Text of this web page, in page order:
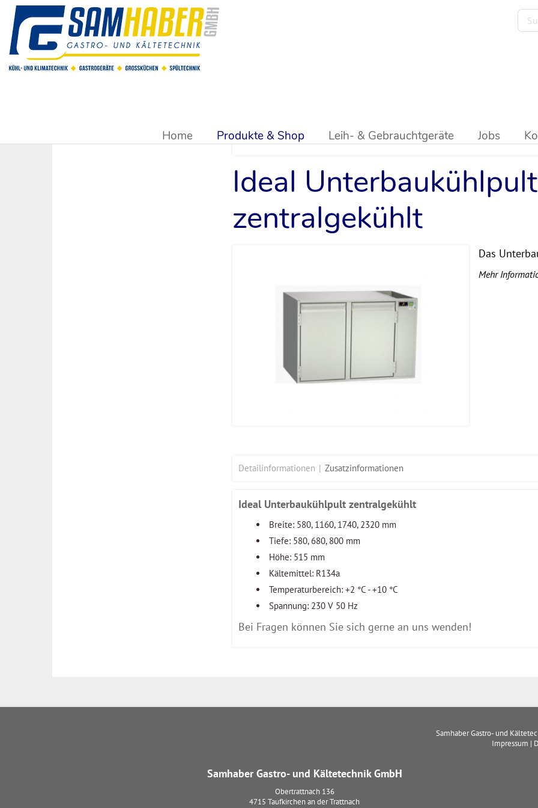
Home Produkte & Shop Leih- & Gebrauchtgeräte Jobs
Ideal Unterbaukühlpult
zentralgekühlt
Das
Mehr
Detailinformationen Zusatzinformationen
Ideal Unterbaukühlpult zentralgekühlt
Breite: 580, 1160, 1740, 2320 mm
Tiefe: 580, 680, 800 mm
Höhe: 515 mm
Kältemittel: R134a
Temperaturbereich: +2 °C - +10 °C
Spannung: 230 V 50 Hz
Bei Fragen können Sie sich gerne an uns wenden!
Samhaber Gastro- und
Impressum |
Samhaber Gastro- und Kältetechnik GmbH
Obertrattnach 136
4715 Taufkirchen an der Trattnach